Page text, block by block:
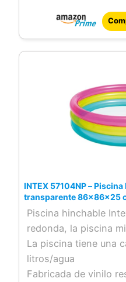
INTEX 57104NP –
transparente 86x86x25
Piscina hinchable
redonda, la piscina
La piscina tiene una
litros/agua
Fabricada de vinilo